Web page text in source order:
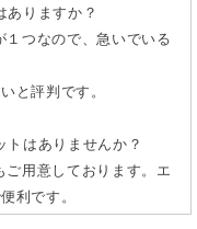
ありますか？
つなので、急いでいる
と評判です。
はありませんか？
用意しております。エ
利です。